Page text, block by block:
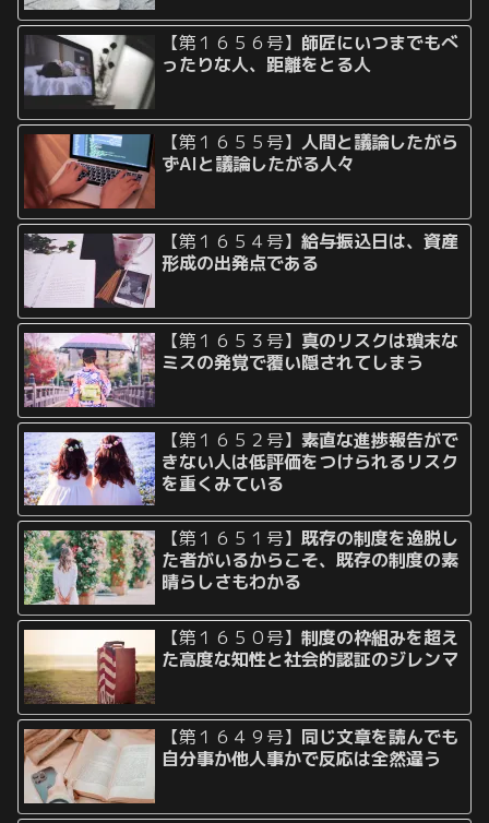
【第１６５６号】 師匠にいつまでもべ
ったりな人、距離をとる人
【第１６５５号】人間と議論したがら
ずAIと議論したがる人々
【第１６５４号】給与振込日は、資産
形成の出発点である
【第１６５３号】 真のリスクは瑣末な
ミスの発覚で覆い隠されてしまう
【第１６５２号】素直な進捗報告がで
きない人は低評価をつけられるリスク
を重くみている
【第１６５１号】既存の制度を逸脱し
た者がいるからこそ、既存の制度の素
晴らしさもわかる
【第１６５０号】制度の枠組みを超え
た高度な知性と社会的認証のジレンマ
【第１６４９号】 同じ文章を読んでも
自分事か他人事かで反応は全然違う